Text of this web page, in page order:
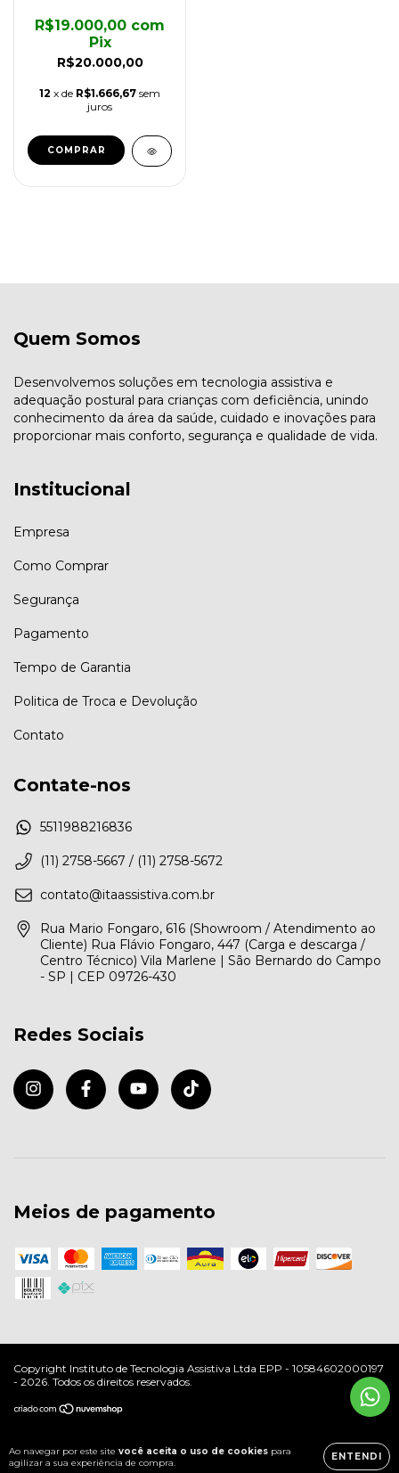
Ao navegar por este site você aceita o uso de cookies para
agilizar a sua experiência de compra.
ENTENDI
R$20.000,00
R$19.000,00 com
Pix
12 x de R$1.666,67 sem
juros
COMPRAR
Quem Somos
Desenvolvemos soluções em tecnologia assistiva e
adequação postural para crianças com deficiência, unindo
conhecimento da área da saúde, cuidado e inovações para
proporcionar mais conforto, segurança e qualidade de vida.
Institucional
Empresa
Como Comprar
Segurança
Pagamento
Tempo de Garantia
Politica de Troca e Devolução
Contato
Contate-nos
5511988216836
(11) 2758-5667 / (11) 2758-5672
contato@itaassistiva.com.br
Rua Mario Fongaro, 616 (Showroom / Atendimento ao
Cliente) Rua Flávio Fongaro, 447 (Carga e descarga /
Centro Técnico) Vila Marlene | São Bernardo do Campo
- SP | CEP 09726-430
Redes Sociais
Meios de pagamento
Copyright Instituto de Tecnologia Assistiva Ltda EPP - 10584602000197
- 2026. Todos os direitos reservados.